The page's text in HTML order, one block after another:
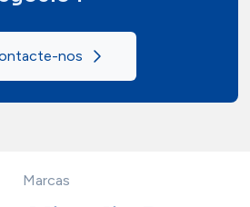
nos
Marcas